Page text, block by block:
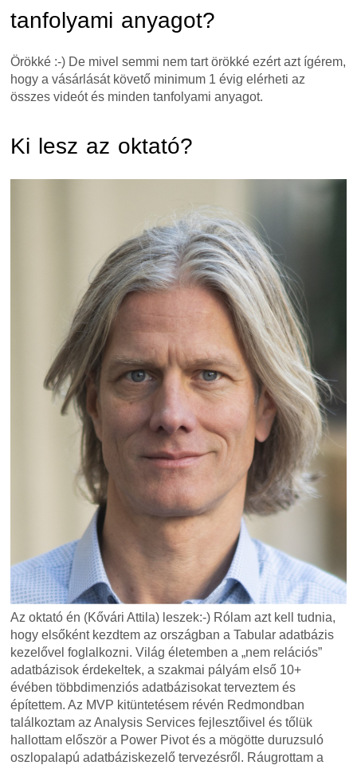
tanfolyami anyagot?
Örökké :-) De mivel semmi nem tart örökké ezért azt ígérem,
hogy a vásárlását követő minimum 1 évig elérheti az
összes videót és minden tanfolyami anyagot.
Ki lesz az oktató?
Az oktató én (Kővári Attila) leszek:-) Rólam azt kell tudnia,
hogy elsőként kezdtem az országban a Tabular adatbázis
kezelővel foglalkozni. Világ életemben a „nem relációs”
adatbázisok érdekeltek, a szakmai pályám első 10+
évében többdimenziós adatbázisokat terveztem és
építettem. Az MVP kitüntetésem révén Redmondban
találkoztam az Analysis Services fejlesztőivel és tőlük
hallottam először a Power Pivot és a mögötte duruzsuló
oszlopalapú adatbáziskezelő tervezésről. Ráugrottam a